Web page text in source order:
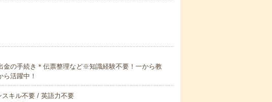
金の手続き＊伝票整理など※知識経験不要！一から教
活躍中！
キル不要 / 英語力不要